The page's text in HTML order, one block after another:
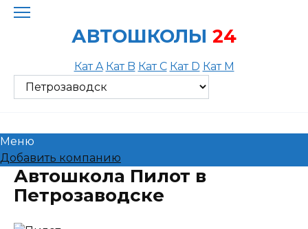
Skip
АВТОШКОЛЫ 24
Кат A Кат B Кат C Кат D Кат M
Меню
Добавить компанию
Автошкола Пилот в
Петрозаводске